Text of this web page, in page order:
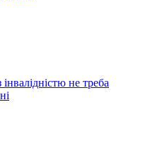
не треба